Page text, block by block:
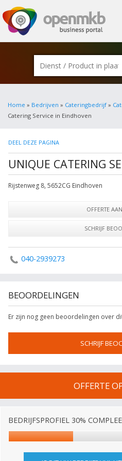
Home » Bedrijven » Cateringbedrijf »
Catering Service in Eindhoven
DEEL DEZE PAGINA
UNIQUE CATERING
Rijstenweg 8, 5652CG Eindhoven
OFFERTE
SCHRIJF
040-2939273
BEOORDELINGEN
Er zijn nog geen beoordelingen over
SCHRIJF
OFFERTE
BEDRIJFSPROFIEL 30%